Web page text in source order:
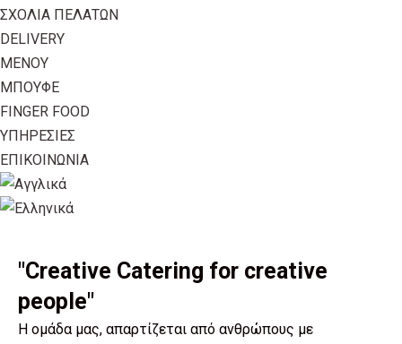
ΣΧΟΛΙΑ ΠΕΛΑΤΩΝ
DELIVERY
ΜΕΝΟΥ
ΜΠΟΥΦΕ
FINGER FOOD
ΥΠΗΡΕΣΙΕΣ
ΕΠΙΚΟΙΝΩΝΙΑ
"Creative Catering for creative
people"
Η ομάδα μας, απαρτίζεται από ανθρώπους με